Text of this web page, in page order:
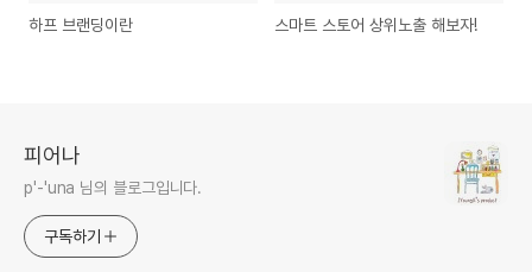
하프 브랜딩이란 스마트 스토어 상위노출 해보자!
피어나
p'-'una 님의 블로그입니다.
구독하기